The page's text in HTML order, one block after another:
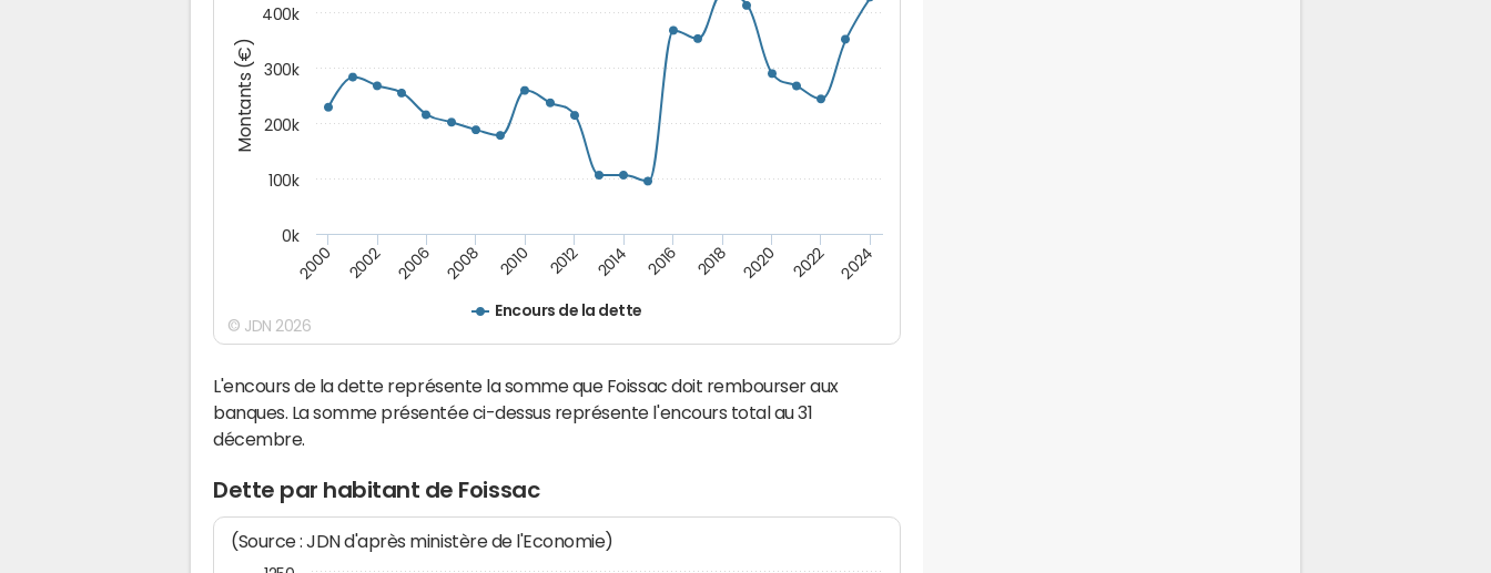
Montants (€)
Encours de la dette
2000 2002 2006 2008 2010 2012 2014 2016 2018 2020 2022 2024
0k
100k
200k
300k
400k
© JDN 2026
L'encours de la dette représente la somme que Foissac doit rembourser aux
banques. La somme présentée ci-dessus représente l'encours total au 31
décembre.
Dette par habitant de Foissac
(Source : JDN d'après ministère de l'Economie)